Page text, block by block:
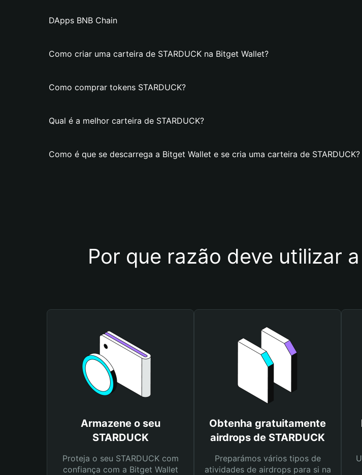
DApps BNB Chain
Como criar uma carteira de STARDUCK na Bitget Wallet?
Como comprar tokens STARDUCK?
Qual é a melhor carteira de STARDUCK?
Como é que se descarrega a Bitget Wallet e se cria uma carteira de STARDUCK?
Por que razão deve utilizar
Armazene o seu
STARDUCK
Proteja o seu STARDUCK com
confiança com a Bitget Wallet
Obtenha gratuitamente
airdrops de STARDUCK
Preparámos vários tipos de
atividades de airdrops para si na